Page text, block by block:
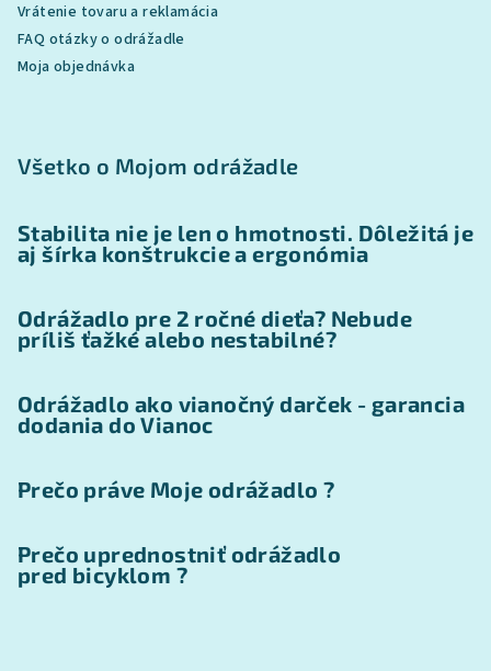
Vrátenie tovaru a reklamácia
FAQ otázky o odrážadle
Moja objednávka
Všetko o Mojom odrážadle
Stabilita nie je len o hmotnosti. Dôležitá je
aj šírka konštrukcie a ergonómia
Odrážadlo pre 2 ročné dieťa? Nebude
príliš ťažké alebo nestabilné?
Odrážadlo ako vianočný darček - garancia
dodania do Vianoc
Prečo práve Moje odrážadlo ?
Prečo uprednostniť odrážadlo
pred bicyklom ?